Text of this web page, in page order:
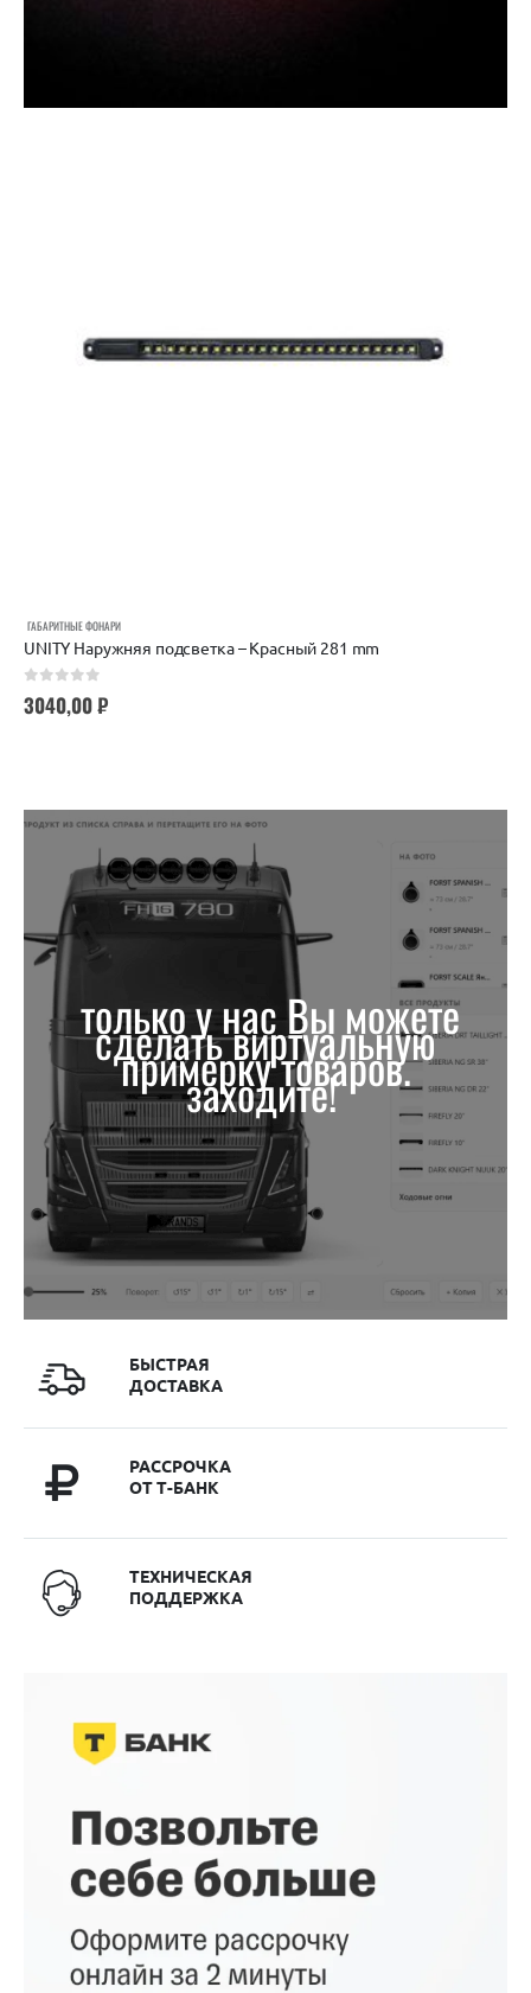
ГАБАРИТНЫЕ ФОНАРИ
UNITY Наружняя подсветка – Красный 281 mm
3040,00₽
только у нас Вы можете
сделать виртуальную
примерку товаров.
заходите!
БЫСТРАЯ
ДОСТАВКА
РАССРОЧКА
ОТ Т-БАНК
ТЕХНИЧЕСКАЯ
ПОДДЕРЖКА